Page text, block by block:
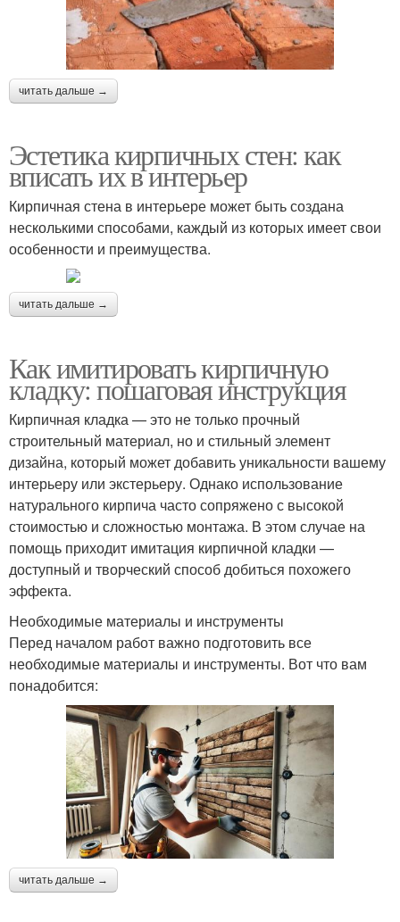
читать дальше →
Эстетика кирпичных стен: как
вписать их в интерьер
Кирпичная стена в интерьере может быть создана
несколькими способами, каждый из которых имеет свои
особенности и преимущества.
читать дальше →
Как имитировать кирпичную
кладку: пошаговая инструкция
Кирпичная кладка — это не только прочный
строительный материал, но и стильный элемент
дизайна, который может добавить уникальности вашему
интерьеру или экстерьеру. Однако использование
натурального кирпича часто сопряжено с высокой
стоимостью и сложностью монтажа. В этом случае на
помощь приходит имитация кирпичной кладки —
доступный и творческий способ добиться похожего
эффекта.
Необходимые материалы и инструменты
Перед началом работ важно подготовить все
необходимые материалы и инструменты. Вот что вам
понадобится:
читать дальше →